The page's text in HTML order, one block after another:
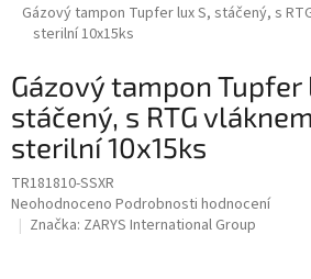
Gázový tampon Tupfer lux S, stáčený, s
sterilní 10x15ks
Gázový tampon Tupfer
stáčený, s RTG
sterilní 10x15ks
TR181810-SSXR
Průměrné
hodnocení
Neohodnoceno Podrobnosti hodnocení
Značka: ZARYS International Group